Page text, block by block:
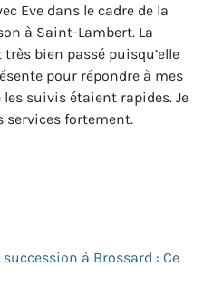
Eve dans le cadre de la
à Saint-Lambert. La
bien passé puisqu’elle
pour répondre à mes
suivis étaient rapides. Je
services fortement.
à Brossard : Ce